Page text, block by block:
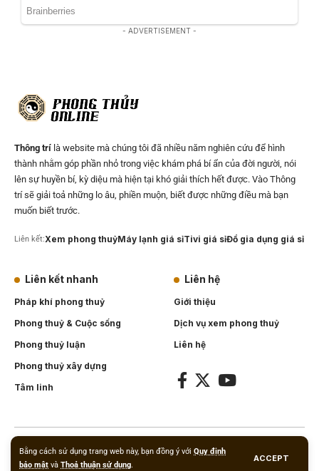
Bằng cách sử dụng trang web này, bạn đồng ý với Quy định
bảo mật và Thoả thuận sử dụng.
ACCEPT
- ADVERTISEMENT -
Thông trí là website mà chúng tôi đã nhiều năm nghiên cứu để hình
thành nhằm góp phần nhỏ trong việc khám phá bí ẩn của đời người, nói
lên sự huyền bí, kỳ diệu mà hiện tại khó giải thích hết được. Vào Thông
trí sẽ giải toả những lo âu, phiền muộn, biết được những điều mà bạn
muốn biết trước.
Liên kết:Xem phong thuỷMáy lạnh giá sỉTivi giá sỉĐồ gia dụng giá sỉ
Liên kết nhanh
Pháp khí phong thuỷ
Phong thuỷ & Cuộc sống
Phong thuỷ luận
Phong thuỷ xây dựng
Tâm linh
Liên hệ
Giới thiệu
Dịch vụ xem phong thuỷ
Liên hệ
Copyright © 2012PhongthuyOnline.Net . Powered by
Vật phẩm phong thuỷ